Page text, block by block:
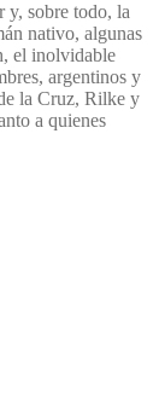
y, sobre todo, la
nativo, algunas
el inolvidable
argentinos y
la Cruz, Rilke y
a quienes